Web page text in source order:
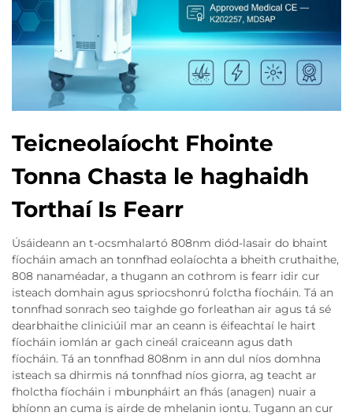
Teicneolaíocht Fhointe
Tonna Chasta le haghaidh
Torthaí Is Fearr
Úsáideann an t-ocsmhalartó 808nm diód-lasair do bhaint
fíocháin amach an tonnfhad eolaíochta a bheith cruthaithe,
808 nanaméadar, a thugann an cothrom is fearr idir cur
isteach domhain agus spriocshonrú folctha fíocháin. Tá an
tonnfhad sonrach seo taighde go forleathan air agus tá sé
dearbhaithe cliniciúil mar an ceann is éifeachtaí le hairt
fíocháin iomlán ar gach cineál craiceann agus dath
fíocháin. Tá an tonnfhad 808nm in ann dul níos domhna
isteach sa dhirmis ná tonnfhad níos giorra, ag teacht ar
fholctha fíocháin i mbunpháirt an fhás (anagen) nuair a
bhíonn an cuma is airde de mhelanin iontu. Tugann an cur